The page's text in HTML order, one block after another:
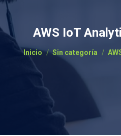
AWS IoT
Estás aquí:
Inicio Sin categoría